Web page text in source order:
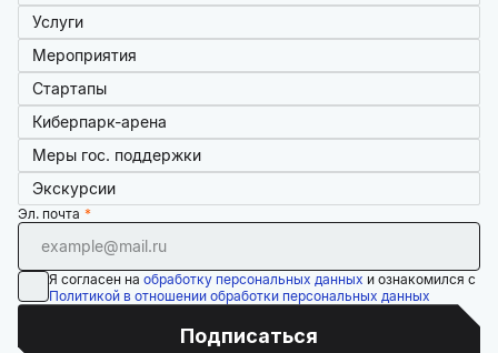
Услуги
Мероприятия
Стартапы
Киберпарк-арена
Меры гос. поддержки
Экскурсии
Эл. почта
Я согласен на обработку персональных данных и ознакомился с
Политикой в отношении обработки персональных данных
Подписаться